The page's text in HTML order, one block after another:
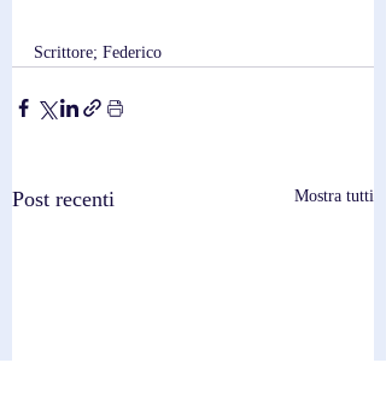
Scrittore; Federico
Post recenti Mostra tutti